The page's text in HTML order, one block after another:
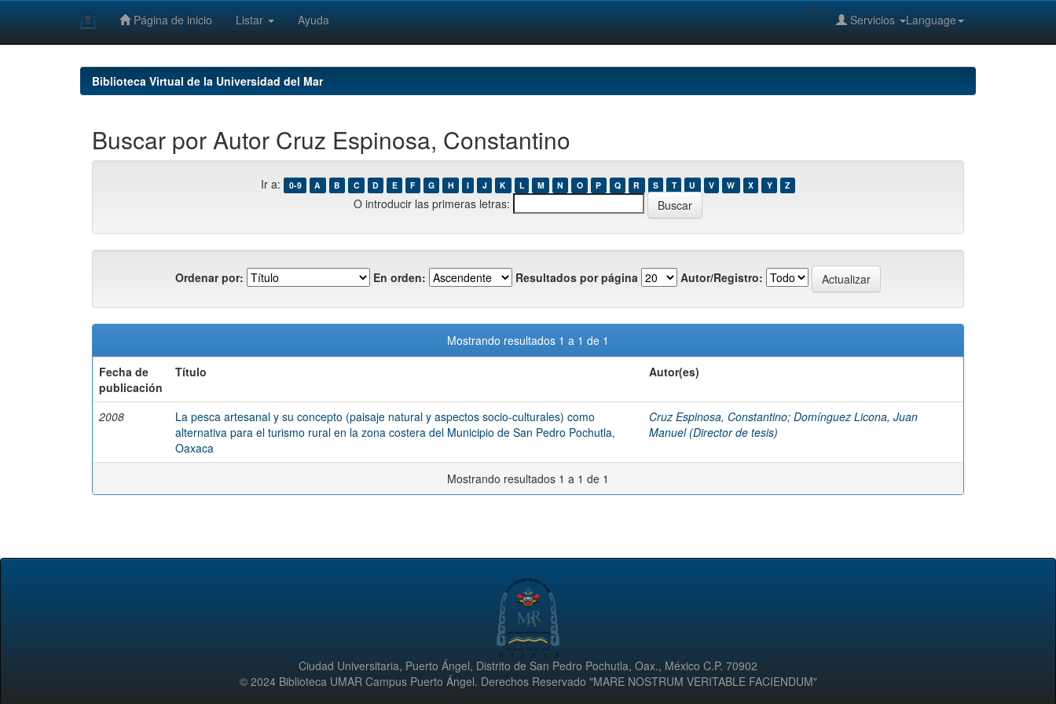
Página de inicio Listar Ayuda Language
Servicios
--%>
Biblioteca Virtual de la Universidad del Mar
Buscar por Autor Cruz Espinosa, Constantino
Ir a: 0-9 A B C D E F G H I J K L M N O P Q R S T U V W X Y Z
O introducir las primeras letras:
Ordenar por: En orden: Resultados por página Autor/Registro:
Mostrando resultados 1 a 1 de 1
Fecha de
publicación
Título Autor(es)
2008
La pesca artesanal y su concepto (paisaje natural y aspectos socio-culturales) como
alternativa para el turismo rural en la zona costera del Municipio de San Pedro Pochutla,
Oaxaca
Cruz Espinosa, Constantino; Domínguez Licona, Juan
Manuel (Director de tesis)
Mostrando resultados 1 a 1 de 1
Ciudad Universitaria, Puerto Ángel, Distrito de San Pedro Pochutla, Oax., México C.P. 70902
© 2024 Biblioteca UMAR Campus Puerto Ángel. Derechos Reservado "MARE NOSTRUM VERITABLE FACIENDUM"